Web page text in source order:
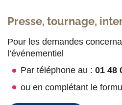
Presse, tournage,
Pour les demandes
l’événementiel
Par téléphone au : 01 48
ou en complétant le